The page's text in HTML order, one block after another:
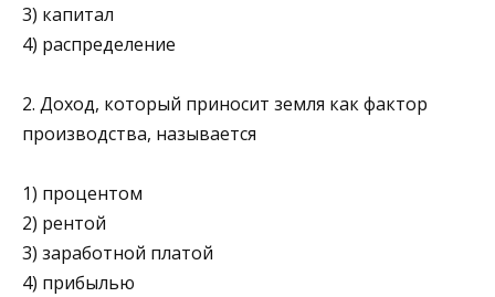
3) капитал
4) распределение
2. Доход, который приносит земля как фактор
производства, называется
1) процентом
2) рентой
3) заработной платой
4) прибылью